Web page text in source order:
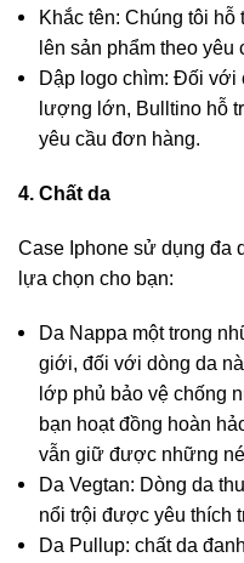
Khắc tên: Chúng tôi
lên sản phẩm theo yêu
Dập logo chìm: Đối với
lượng lớn, Bulltino hỗ
yêu cầu đơn hàng.
4. Chất da
Case Iphone sử dụng đa
lựa chọn cho bạn:
Da Nappa một trong
giới, đối với dòng da
lớp phủ bảo vệ chống
bạn hoạt đồng hoàn
vẫn giữ được những
Da Vegtan: Dòng da
nổi trội được yêu thích
Da Pullup: chất da